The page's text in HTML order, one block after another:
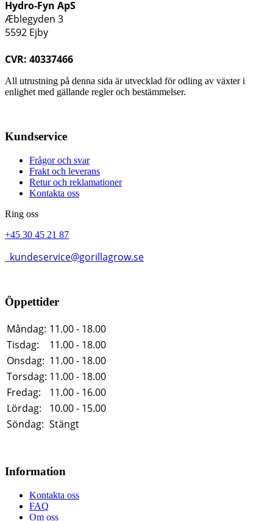
Hydro-Fyn ApS
Æblegyden 3
5592 Ejby
CVR: 40337466
All utrustning på denna sida är utvecklad för odling av växter i
enlighet med gällande regler och bestämmelser.
Kundservice
Frågor och svar
Frakt och leverans
Retur och reklamationer
Kontakta oss
Ring oss
+45 30 45 21 87
kundeservice@gorillagrow.se
Öppettider
Måndag: 11.00 - 18.00
Tisdag:
11.00 - 18.00
Onsdag: 11.00 - 18.00
Torsdag: 11.00 - 18.00
Fredag:
11.00 - 16.00
Lördag:
10.00 - 15.00
Söndag: Stängt
Information
Kontakta oss
FAQ
Om oss